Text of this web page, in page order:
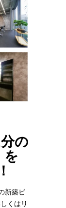
の
を
新築ビ
くはリ